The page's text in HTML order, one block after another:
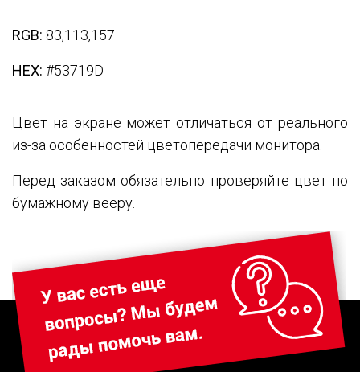
RGB: 83,113,157
HEX: #53719D
Цвет на экране может отличаться от реального
из-за особенностей цветопередачи монитора.
Перед заказом обязательно проверяйте цвет по
бумажному вееру.